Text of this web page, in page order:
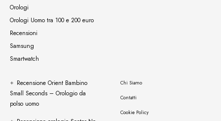
Orologi
Orologi Uomo tra 100 e 200 euro
Recensioni
Samsung
Smartwatch
Recensione Orient Bambino
Small Seconds – Orologio da
polso uomo
Chi Siamo
Contatti
Cookie Policy